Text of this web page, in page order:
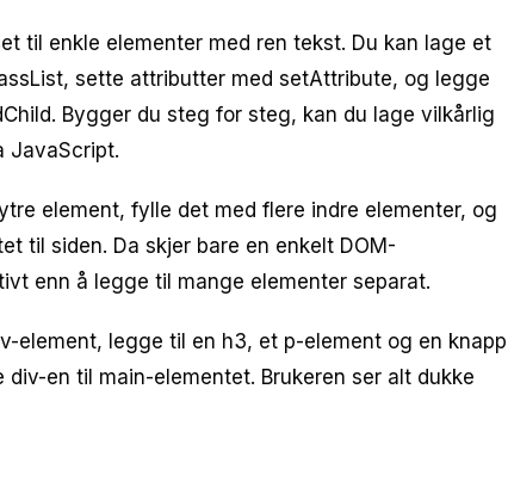
til enkle elementer med ren tekst. Du kan lage et
sette attributter med setAttribute, og legge
Bygger du steg for steg, kan du lage vilkårlig
JavaScript.
element, fylle det med flere indre elementer, og
til siden. Da skjer bare en enkelt DOM-
enn å legge til mange elementer separat.
element, legge til en h3, et p-element og en knapp
en til main-elementet. Brukeren ser alt dukke